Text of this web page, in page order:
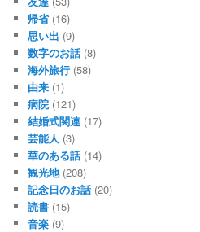
帰省(16)
思い出 (9)
数字のお話 (8)
海外旅行 (58)
由来 (1)
病院 (121)
結婚式関連 (17)
芸能人 (3)
華のある話 (14)
観光地(208)
記念日のお話 (20)
読書 (15)
音楽 (9)